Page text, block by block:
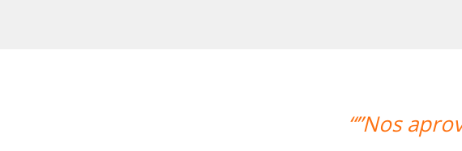
aprovamos o professor Djalma com louvor.